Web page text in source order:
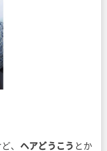
、 ヘアどうこう とか